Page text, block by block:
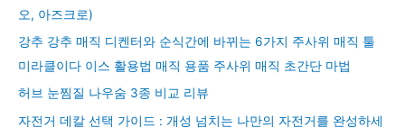
오, 아즈크로)
강추 강추 매직 디켄터와 순식간에 바뀌는 6가지 주사위 매직 툴
미라클이다 이스 활용법 매직 용품 주사위 매직 초간단 마법
허브 눈찜질 나우숨 3종 비교 리뷰
자전거 데칼 선택 가이드 : 개성 넘치는 나만의 자전거를 완성하세